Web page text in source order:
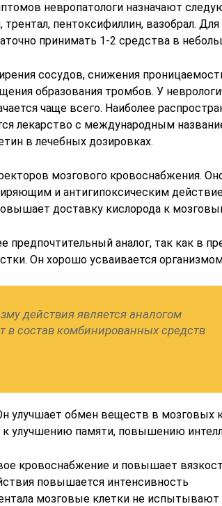
невропатологи назначают
пентоксифиллин, вазобрал. Для
принимать 1-2 средства в
сосудов, снижения
образования тромбов. У
чаще всего. Наиболее
лекарство с международным
в лечебных дозировках.
мозгового кровоснабжения.
и антигипоксическим
доставку кислорода к
предпочтительный аналог, так как в
Он хорошо усваивается
действия является аналогом
в состав комбинированных средств
улучшает обмен веществ в мозговых
к улучшению памяти, повышению
кровоснабжение и повышает
повышается интенсивность
мозговые клетки не испытывают